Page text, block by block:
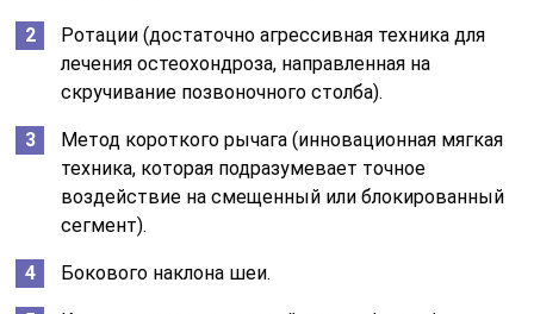
Ротации (достаточно агрессивная техника для
лечения остеохондроза, направленная на
скручивание позвоночного столба).
Метод короткого рычага (инновационная мягкая
техника, которая подразумевает точное
воздействие на смещенный или блокированный
сегмент).
Бокового наклона шеи.